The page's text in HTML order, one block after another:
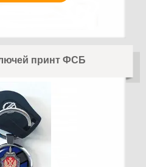
принт ФСБ